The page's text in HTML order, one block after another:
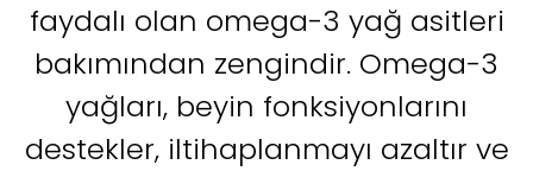
faydalı olan omega-3 yağ asitleri
bakımından zengindir. Omega-3
yağları, beyin fonksiyonlarını
destekler, iltihaplanmayı azaltır ve